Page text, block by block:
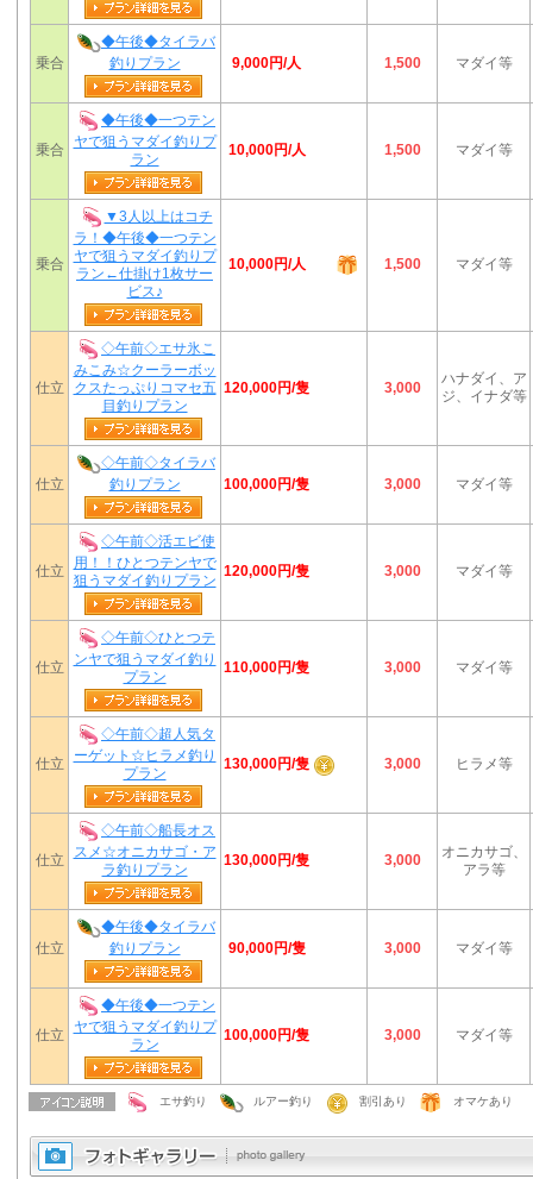
乗合
◆午後◆タイラバ
釣りプラン
9,000円/人 1,500 マダイ等
乗合
◆午後◆一つテン
ヤで狙うマダイ釣りプ
ラン
10,000円/人 1,500 マダイ等
乗合
▼3人以上はコチ
ラ！◆午後◆一つテン
ヤで狙うマダイ釣りプ
ラン←仕掛け1枚サー
ビス♪
10,000円/人 1,500 マダイ等
仕立
◇午前◇エサ氷こ
みこみ☆クーラーボッ
クスたっぷりコマセ五
目釣りプラン
120,000円/隻 3,000
ハナダイ、ア
ジ、イナダ等
仕立
◇午前◇タイラバ
釣りプラン
100,000円/隻 3,000 マダイ等
仕立
◇午前◇活エビ使
用！！ひとつテンヤで
狙うマダイ釣りプラン
120,000円/隻 3,000 マダイ等
仕立
◇午前◇ひとつテ
ンヤで狙うマダイ釣り
プラン
110,000円/隻 3,000 マダイ等
仕立
◇午前◇超人気タ
ーゲット☆ヒラメ釣り
プラン
130,000円/隻 3,000 ヒラメ等
仕立
◇午前◇船長オス
スメ☆オニカサゴ・ア
ラ釣りプラン
130,000円/隻 3,000
オニカサゴ、
アラ等
仕立
◆午後◆タイラバ
釣りプラン
90,000円/隻 3,000 マダイ等
仕立
◆午後◆一つテン
ヤで狙うマダイ釣りプ
ラン
100,000円/隻 3,000 マダイ等
エサ釣り ルアー釣り 割引あり オマケあり